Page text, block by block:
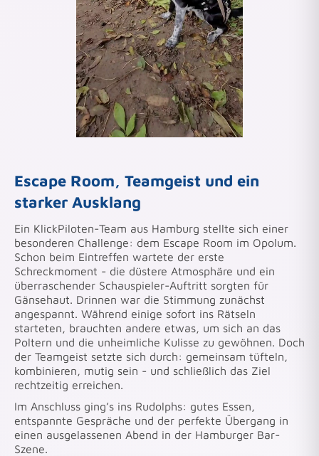
Escape Room, Teamgeist und ein
starker Ausklang
Ein KlickPiloten-Team aus Hamburg stellte sich einer
besonderen Challenge: dem Escape Room im Opolum.
Schon beim Eintreffen wartete der erste
Schreckmoment - die düstere Atmosphäre und ein
überraschender Schauspieler-Auftritt sorgten für
Gänsehaut. Drinnen war die Stimmung zunächst
angespannt. Während einige sofort ins Rätseln
starteten, brauchten andere etwas, um sich an das
Poltern und die unheimliche Kulisse zu gewöhnen. Doch
der Teamgeist setzte sich durch: gemeinsam tüfteln,
kombinieren, mutig sein - und schließlich das Ziel
rechtzeitig erreichen.
Im Anschluss ging’s ins Rudolphs: gutes Essen,
entspannte Gespräche und der perfekte Übergang in
einen ausgelassenen Abend in der Hamburger Bar-
Szene.